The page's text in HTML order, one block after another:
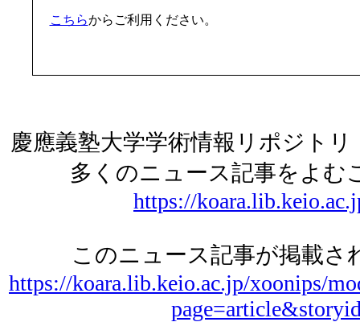
こちらからご利用ください。
慶應義塾大学学術情報リポジト
多くのニュース記事をよむ
https://
このニュース記事が掲載さ
https://koara.lib.keio.ac.jp/xoonips/